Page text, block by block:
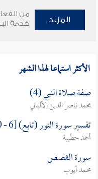
المزيد
من
خدمة
الأكثر استماعا لهذا الشهر
صفة صلاة النبي (4)
محمد ناصر الدين الألباني
تفسير سورة النور (تابع) [6 - 10]
أحمد حطيبة
سورة القصص
محمد أيوب